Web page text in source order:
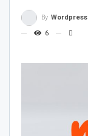
By Wordpress
6